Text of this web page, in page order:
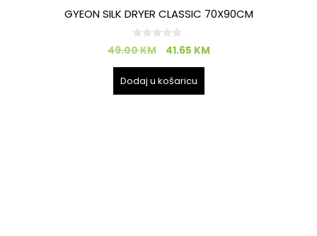
GYEON SILK DRYER CLASSIC 70X90CM
0
o
49.00KM 41.65 KM
Dodaj u košaricu